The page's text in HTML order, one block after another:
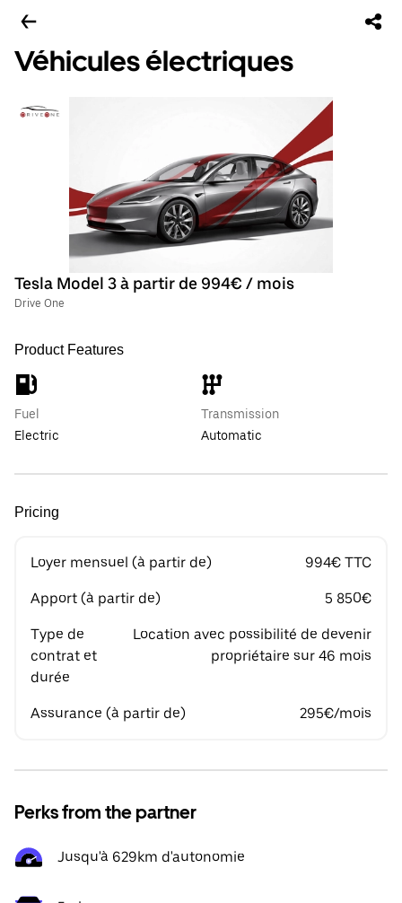
Véhicules électriques
Tesla Model 3 à partir de 994€ / mois
Drive One
Product Features
Fuel
Electric
Transmission
Automatic
Pricing
Loyer mensuel (à partir de) 994€ TTC
Apport (à partir de) 5 850€
Type de
contrat et
durée
Location avec possibilité de devenir
propriétaire sur 46 mois
Assurance (à partir de) 295€/mois
Perks from the partner
Jusqu'à 629km d'autonomie